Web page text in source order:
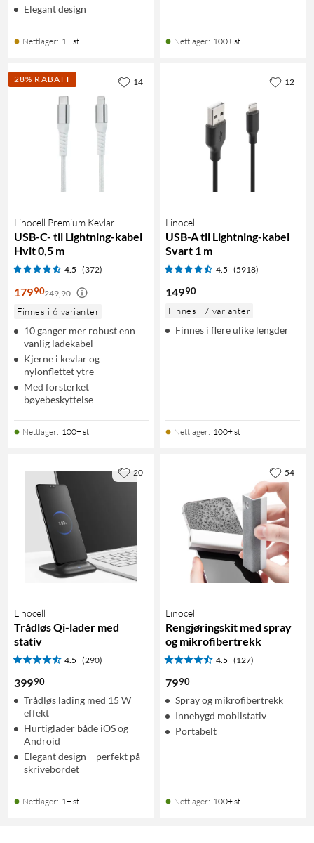
Elegant design
Nettlager: 1+ st Nettlager: 100+ st
28% RABATT
Linocell Premium Kevlar
USB-C- til Lightning-kabel
Hvit 0,5 m
4.5 (372)
17990249,90
Finnes i 6 varianter
10 ganger mer robust enn
vanlig ladekabel
Kjerne i kevlar og
nylonflettet ytre
Med forsterket
bøyebeskyttelse
Nettlager: 100+ st
14
Linocell
USB-A til Lightning-kabel
Svart 1 m
4.5 (5918)
14990
Finnes i 7 varianter
Finnes i flere ulike lengder
Nettlager: 100+ st
12
Linocell
Trådløs Qi-lader med
stativ
4.5 (290)
39990
Trådløs lading med 15 W
effekt
Hurtiglader både iOS og
Android
Elegant design – perfekt på
skrivebordet
Nettlager: 1+ st
20
Linocell
Rengjøringskit med spray
og mikrofibertrekk
4.5 (127)
7990
Spray og mikrofibertrekk
Innebygd mobilstativ
Portabelt
Nettlager: 100+ st
54